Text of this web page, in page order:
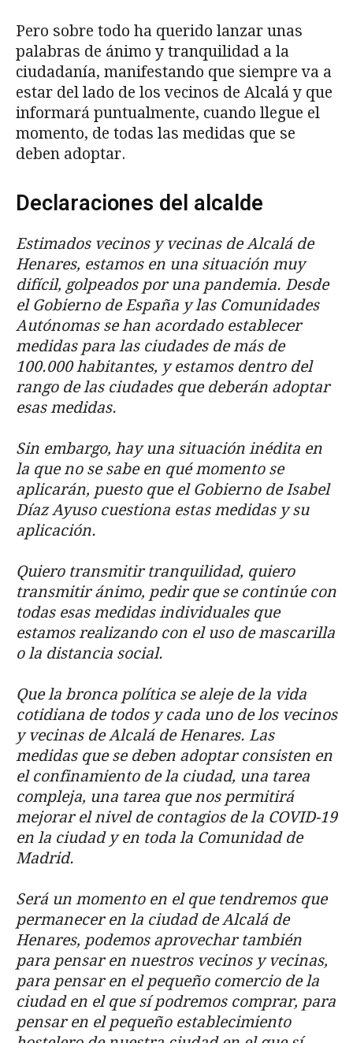
Pero sobre todo ha querido lanzar unas
palabras de ánimo y tranquilidad a la
ciudadanía, manifestando que siempre va a
estar del lado de los vecinos de Alcalá y que
informará puntualmente, cuando llegue el
momento, de todas las medidas que se
deben adoptar.
Declaraciones del alcalde
Estimados vecinos y vecinas de Alcalá de
Henares, estamos en una situación muy
difícil, golpeados por una pandemia. Desde
el Gobierno de España y las Comunidades
Autónomas se han acordado establecer
medidas para las ciudades de más de
100.000 habitantes, y estamos dentro del
rango de las ciudades que deberán adoptar
esas medidas.
Sin embargo, hay una situación inédita en
la que no se sabe en qué momento se
aplicarán, puesto que el Gobierno de Isabel
Díaz Ayuso cuestiona estas medidas y su
aplicación.
Quiero transmitir tranquilidad, quiero
transmitir ánimo, pedir que se continúe con
todas esas medidas individuales que
estamos realizando con el uso de mascarilla
o la distancia social.
Que la bronca política se aleje de la vida
cotidiana de todos y cada uno de los vecinos
y vecinas de Alcalá de Henares. Las
medidas que se deben adoptar consisten en
el confinamiento de la ciudad, una tarea
compleja, una tarea que nos permitirá
mejorar el nivel de contagios de la COVID-19
en la ciudad y en toda la Comunidad de
Madrid.
Será un momento en el que tendremos que
permanecer en la ciudad de Alcalá de
Henares, podemos aprovechar también
para pensar en nuestros vecinos y vecinas,
para pensar en el pequeño comercio de la
ciudad en el que sí podremos comprar, para
pensar en el pequeño establecimiento